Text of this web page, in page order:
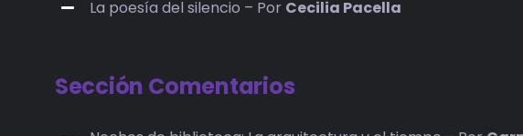
La poesía del silencio – Por Cecilia Pacella
Sección Comentarios